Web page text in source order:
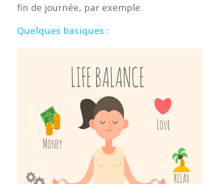
fin de journée, par exemple.
Quelques basiques :